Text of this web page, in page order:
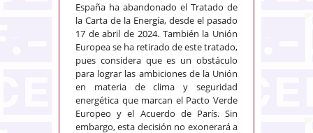
España ha abandonado el Tratado de
la Carta de la Energía, desde el pasado
17 de abril de 2024. También la Unión
Europea se ha retirado de este tratado,
pues considera que es un obstáculo
para lograr las ambiciones de la Unión
en materia de clima y seguridad
energética que marcan el Pacto Verde
Europeo y el Acuerdo de París. Sin
embargo, esta decisión no exonerará a